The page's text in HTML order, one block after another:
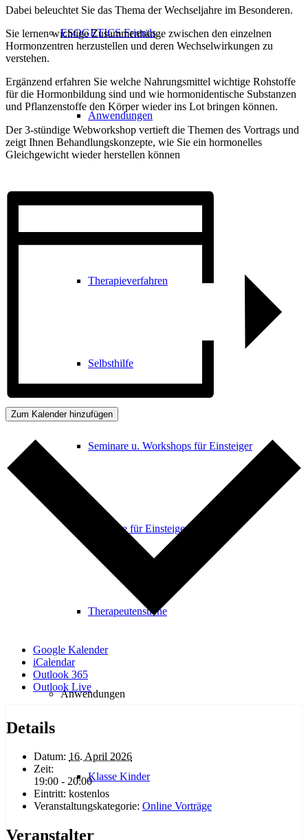
ESOGETICS Friends
Anwendungen
Therapieverfahren
Selbsthilfe
Seminare u. Workshops für Einsteiger
Produkte für Einsteiger
Therapeutensuche
Anwendungen
Klasse Kinder
Dabei beleuchtet Sie das Thema der Wechseljahre im Besonderen.
Sie lernen wichtige Zusammenhänge zwischen den einzelnen
Hormonzentren herzustellen und deren Wechselwirkungen zu
verstehen.
Ergänzend erfahren Sie welche Nahrungsmittel wichtige Rohstoffe
für die Hormonbildung sind und wie hormonidentische Substanzen
und Pflanzenstoffe den Körper wieder ins Lot bringen können.
Der 3-stündige Webworkshop vertieft die Themen des Vortrags und
zeigt Ihnen Behandlungskonzepte, wie Sie ein hormonelles
Gleichgewicht wieder herstellen können
Zum Kalender hinzufügen
Google Kalender
iCalendar
Outlook 365
Outlook Live
Details
Datum: 16. April 2026
Zeit:
19:00 - 20:00
Eintritt: kostenlos
Veranstaltungskategorie: Online Vorträge
Veranstalter